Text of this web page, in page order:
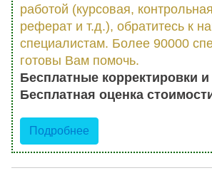
работой (курсовая,
реферат и т.д.), обратитесь к
специалистам. Более 90000
готовы Вам помочь.
Бесплатные корректировки и
Бесплатная оценка
Подробнее